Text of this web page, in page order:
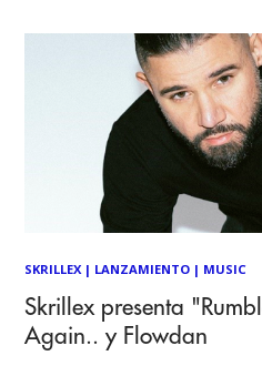
SKRILLEX| LANZAMIENTO | MUSIC
Skrillex presenta
Again.. y Flowdan